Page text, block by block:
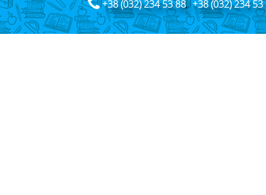
+38 (032) 234 53 88,+38 (032) 234 53